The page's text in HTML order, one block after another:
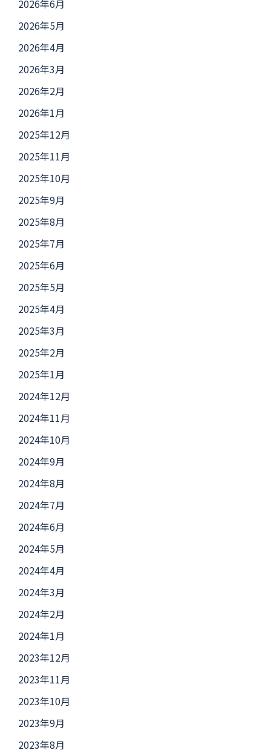
2026年6月
2026年5月
2026年4月
2026年3月
2026年2月
2026年1月
2025年12月
2025年11月
2025年10月
2025年9月
2025年8月
2025年7月
2025年6月
2025年5月
2025年4月
2025年3月
2025年2月
2025年1月
2024年12月
2024年11月
2024年10月
2024年9月
2024年8月
2024年7月
2024年6月
2024年5月
2024年4月
2024年3月
2024年2月
2024年1月
2023年12月
2023年11月
2023年10月
2023年9月
2023年8月